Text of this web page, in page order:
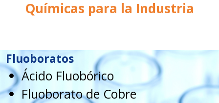
Químicas para la Industria
Fluoboratos
Ácido Fluobórico
Fluoborato de Cobre